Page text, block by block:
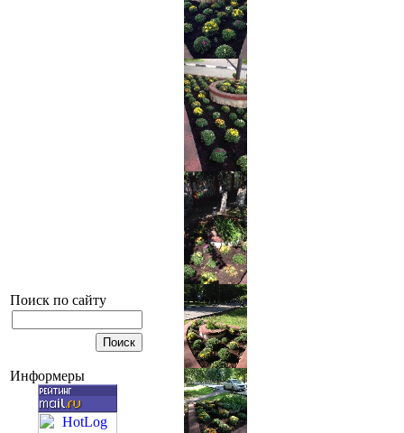
Поиск по сайту
Информеры